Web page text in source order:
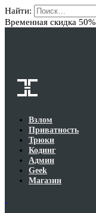
Найти:
Временная скидка 50%
Взлом
Приватность
Трюки
Кодинг
Админ
Geek
Магазин